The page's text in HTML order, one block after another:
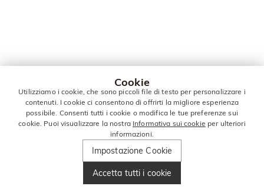
Cookie
Utilizziamo i cookie, che sono piccoli file di testo per personalizzare i
contenuti. I cookie ci consentono di offrirti la migliore esperienza
possibile. Consenti tutti i cookie o modifica le tue preferenze sui
cookie. Puoi visualizzare la nostra Informativa sui cookie per ulteriori
informazioni.
Impostazione Cookie
Accetta tutti i cookie